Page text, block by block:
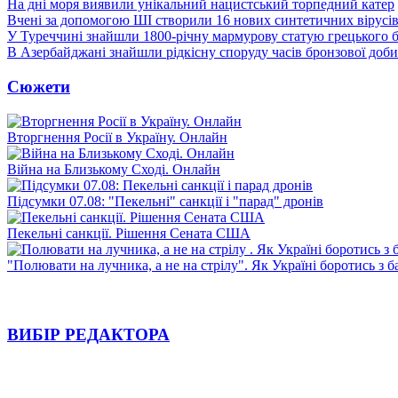
На дні моря виявили унікальний нацистський торпедний катер
Вчені за допомогою ШІ створили 16 нових синтетичних вірусів
У Туреччині знайшли 1800-річну мармурову статую грецького
В Азербайджані знайшли рідкісну споруду часів бронзової доби
Сюжети
Вторгнення Росії в Україну. Онлайн
Війна на Близькому Сході. Онлайн
Підсумки 07.08: "Пекельні" санкції і "парад" дронів
Пекельні санкції. Рішення Сената США
"Полювати на лучника, а не на стрілу". Як Україні боротись з
ВИБІР РЕДАКТОРА